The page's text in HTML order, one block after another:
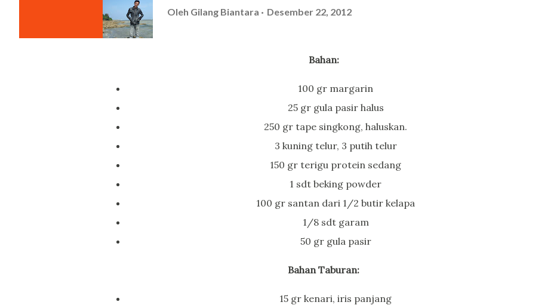
Oleh Gilang Biantara Desember 22, 2012
Bahan:
100 gr margarin
25 gr gula pasir halus
250 gr tape singkong, haluskan.
3 kuning telur, 3 putih telur
150 gr terigu protein sedang
1 sdt beking powder
100 gr santan dari 1/2 butir kelapa
1/8 sdt garam
50 gr gula pasir
Bahan Taburan:
15 gr kenari, iris panjang